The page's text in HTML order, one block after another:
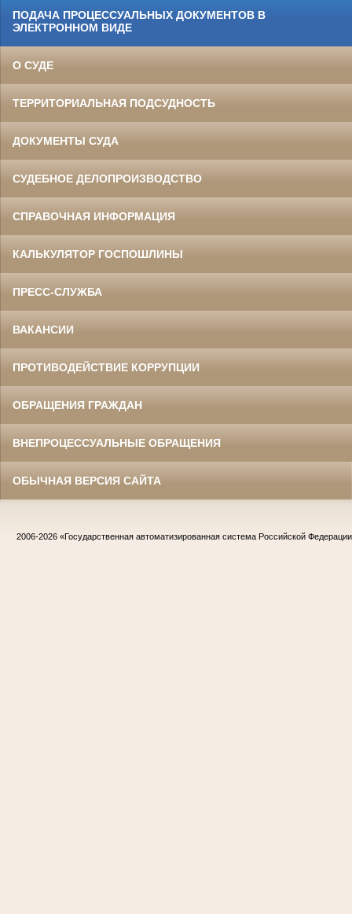
ПОДАЧА ПРОЦЕССУАЛЬНЫХ ДОКУМЕНТОВ В
ЭЛЕКТРОННОМ ВИДЕ
О СУДЕ
ТЕРРИТОРИАЛЬНАЯ ПОДСУДНОСТЬ
ДОКУМЕНТЫ СУДА
СУДЕБНОЕ ДЕЛОПРОИЗВОДСТВО
СПРАВОЧНАЯ ИНФОРМАЦИЯ
КАЛЬКУЛЯТОР ГОСПОШЛИНЫ
ПРЕСС-СЛУЖБА
ВАКАНСИИ
ПРОТИВОДЕЙСТВИЕ КОРРУПЦИИ
ОБРАЩЕНИЯ ГРАЖДАН
ВНЕПРОЦЕССУАЛЬНЫЕ ОБРАЩЕНИЯ
ОБЫЧНАЯ ВЕРСИЯ САЙТА
2006-2026 «Государственная автоматизированная система Российской